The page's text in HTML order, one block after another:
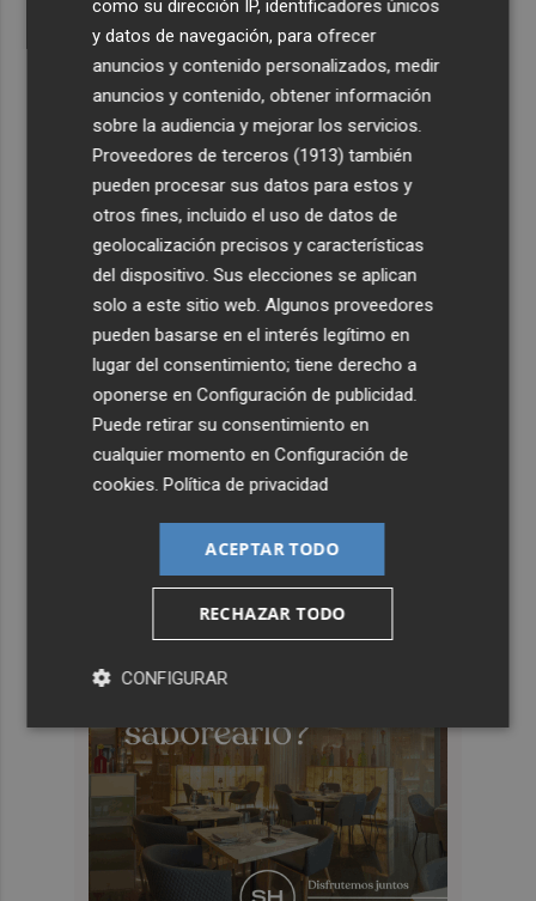
como su dirección IP, identificadores únicos
y datos de navegación, para ofrecer
anuncios y contenido personalizados, medir
anuncios y contenido, obtener información
sobre la audiencia y mejorar los servicios.
Proveedores de terceros (1913) también
pueden procesar sus datos para estos y
otros fines, incluido el uso de datos de
geolocalización precisos y características
del dispositivo. Sus elecciones se aplican
solo a este sitio web. Algunos proveedores
pueden basarse en el interés legítimo en
lugar del consentimiento; tiene derecho a
oponerse enConfiguración de publicidad
Puede retirar su consentimiento en
cualquier momento enConfiguración de
cookies .Política de privacidad
ACEPTAR TODO
RECHAZAR TODO
CONFIGURAR